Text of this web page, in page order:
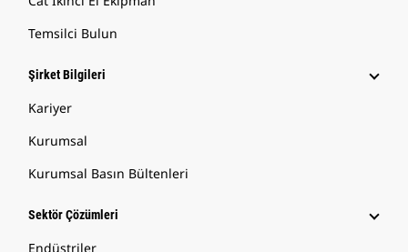
Temsilci Bulun
Şirket Bilgileri
Kariyer
Kurumsal
Kurumsal Basın Bültenleri
Sektör Çözümleri
Endüstriler